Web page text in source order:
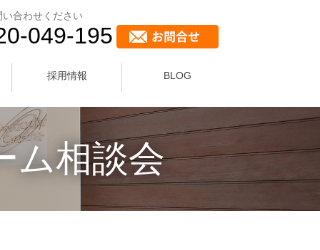
合わせください
049-195
採用情報 BLOG
相談会